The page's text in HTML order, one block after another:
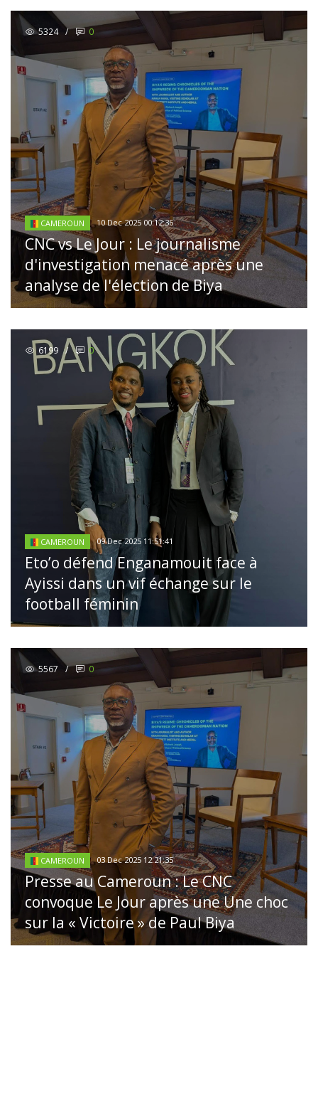
5324 / 0
CAMEROUN 10 Dec 2025 00:12:36
CNC vs Le Jour : Le journalisme
d'investigation menacé après une
analyse de l'élection de Biya
6199 / 0
CAMEROUN 09 Dec 2025 11:51:41
Eto’o défend Enganamouit face à
Ayissi dans un vif échange sur le
football féminin
5567 / 0
CAMEROUN 03 Dec 2025 12:21:35
Presse au Cameroun : Le CNC
convoque Le Jour après une Une choc
sur la « Victoire » de Paul Biya